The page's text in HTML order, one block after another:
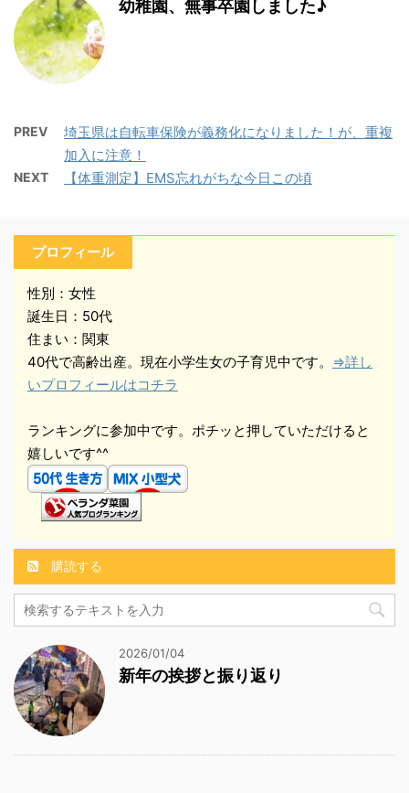
幼稚園、無事卒園しました♪
PREV
埼玉県は自転車保険が義務化になりました！が、重複
加入に注意！
NEXT 【体重測定】EMS忘れがちな今日この頃
プロフィール
性別：女性
誕生日：50代
住まい：関東
40代で高齢出産。現在小学生女の子育児中です。 ⇒詳し
いプロフィールはコチラ
ランキングに参加中です。ポチッと押していただけると
嬉しいです^^
購読する
2026/01/04
新年の挨拶と振り返り